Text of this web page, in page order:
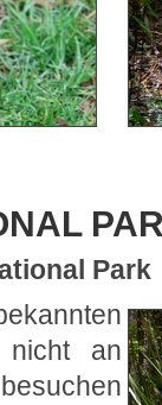
Park
nicht an